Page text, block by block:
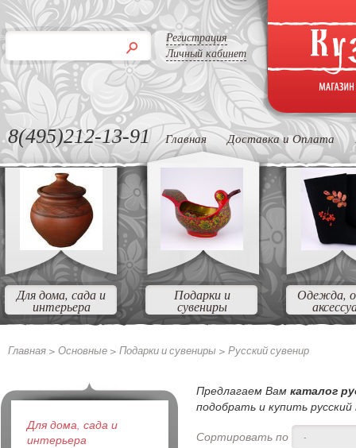
Регистрация
Личный кабинет
8(495)212-13-91 Главная Доставка и Оплата
Для дома, сада и
интерьера
Подарки и
сувениры
Одежда,
Главная > Основные > Подарки и сувениры > Русский сувенир
Предлагаем Вам каталог
подобрать и купить
Сортировать по
-
Для дома, сада и
интерьера